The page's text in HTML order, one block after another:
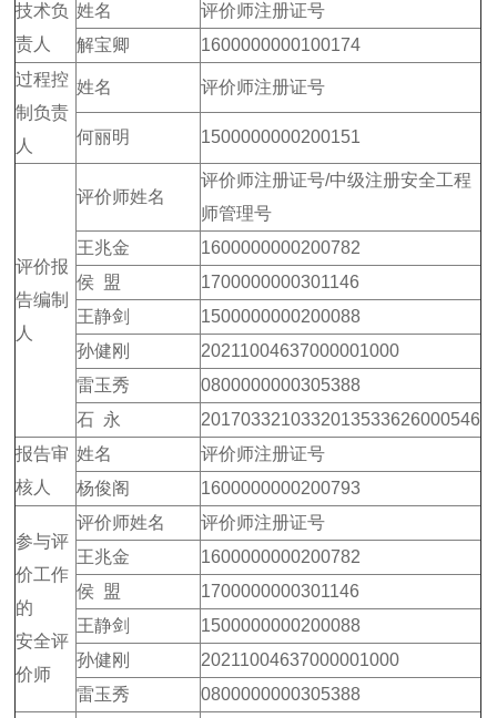
技术负
责人
姓名
评价师注册证号
解宝卿
1600000000100174
过程控
制负责
人
姓名 评价师注册证号
何丽明 1500000000200151
评价报
告编制
人
评价师姓名
评价师注册证号/中级注册安全工程
师管理号
王兆金
1600000000200782
侯 盟
1700000000301146
王静剑
1500000000200088
孙健刚
20211004637000001000
雷玉秀
0800000000305388
石 永
2017033210332013533626000546
报告审
核人
姓名
评价师注册证号
杨俊阁
1600000000200793
参与评
价工作
的
安全评
价师
评价师姓名
评价师注册证号
王兆金
1600000000200782
侯 盟
1700000000301146
王静剑
1500000000200088
孙健刚
20211004637000001000
雷玉秀
0800000000305388